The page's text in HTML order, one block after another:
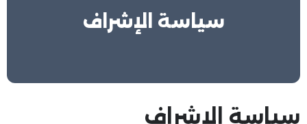
سياسة الإشراف
سياسة الإشراف